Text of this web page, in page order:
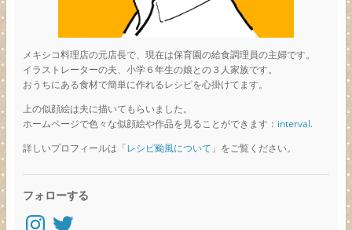
メキシコ料理店の元店長で、現在は保育園の給食調理員の主婦です。
イラストレーターの夫、小学６年生の娘との３人家族です。
おうちにある食材で簡単に作れるレシピを心掛けてます。
上の似顔絵は夫に描いてもらいました。
ホームページで色々な似顔絵や作品を見ることができます： interval.
詳しいプロフィールは「レシピ颱風について 」をご覧ください。
フォローする
Instagram
Twitter